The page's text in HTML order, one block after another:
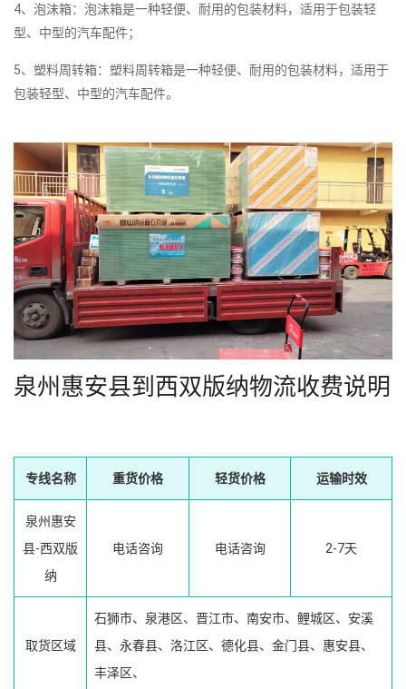
4、泡沫箱：泡沫箱是一种轻便、耐用的包装材料，适用于包装轻
型、中型的汽车配件；
5、塑料周转箱：塑料周转箱是一种轻便、耐用的包装材料，适用于
包装轻型、中型的汽车配件。
泉州惠安县到西双版纳物流收费说明
专线名称 重货价格 轻货价格 运输时效
泉州惠安
县-西双版
纳
电话咨询 电话咨询 2-7天
取货区域
石狮市、泉港区、晋江市、南安市、鲤城区、安溪
县、永春县、洛江区、德化县、金门县、惠安县、
丰泽区、